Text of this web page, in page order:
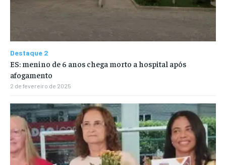
Destaque 2
ES: menino de 6 anos chega morto a hospital após
afogamento
2 de fevereiro de 2025